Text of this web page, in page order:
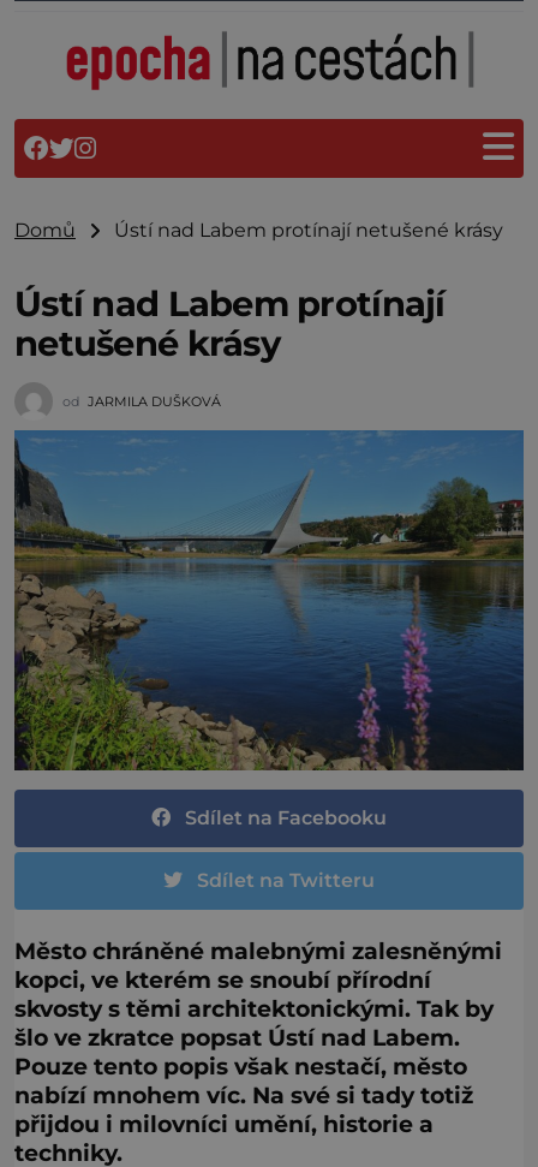
Domů Ústí nad Labem protínají netušené krásy
Ústí nad Labem protínají
netušené krásy
od JARMILA DUŠKOVÁ
Sdílet na Facebooku
Sdílet na Twitteru
Město chráněné malebnými zalesněnými
kopci, ve kterém se snoubí přírodní
skvosty s těmi architektonickými. Tak by
šlo ve zkratce popsat Ústí nad Labem.
Pouze tento popis však nestačí, město
nabízí mnohem víc. Na své si tady totiž
přijdou i milovníci umění, historie a
techniky.